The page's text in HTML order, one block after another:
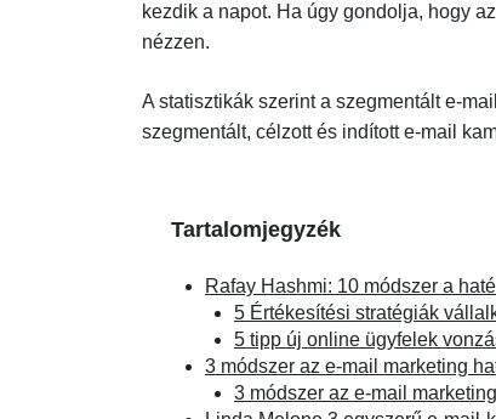
kezdik a napot. Ha úgy gondolja, hogy
nézzen.
A statisztikák szerint a szegmentált e-
szegmentált, célzott és indított e-mail
Tartalomjegyzék
Rafay Hashmi: 10 módszer a
5 Értékesítési stratégiák
5 tipp új online ügyfelek
3 módszer az e-mail marketing
3 módszer az e-mail